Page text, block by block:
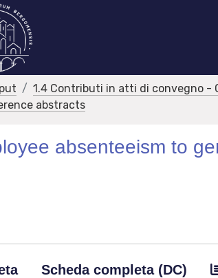
1.4 Contributi in atti di convegno -
abstracts
absenteeism to
Scheda completa (DC)